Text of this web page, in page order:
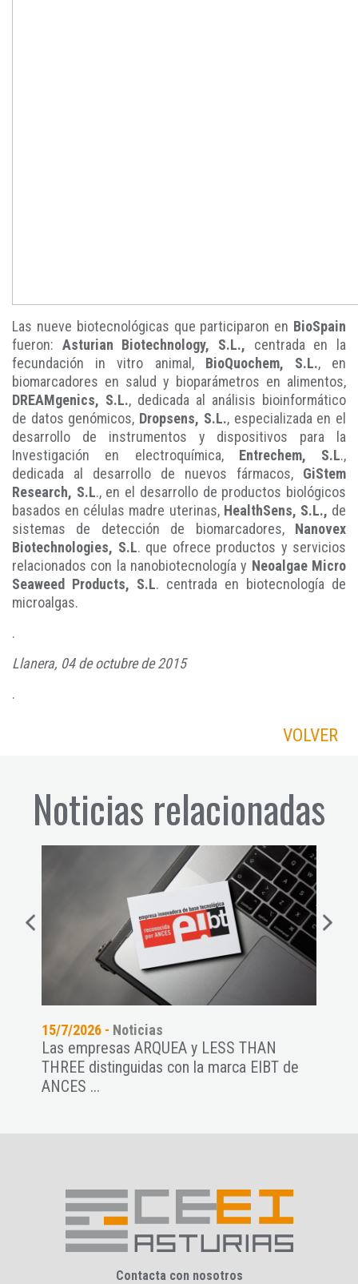
Las nueve biotecnológicas que participaron en BioSpain
fueron: Asturian Biotechnology, S.L., centrada en la
fecundación in vitro animal, BioQuochem, S.L., en
biomarcadores en salud y bioparámetros en alimentos,
DREAMgenics, S.L., dedicada al análisis bioinformático
de datos genómicos, Dropsens, S.L., especializada en el
desarrollo de instrumentos y dispositivos para la
Investigación en electroquímica, Entrechem, S.L.,
dedicada al desarrollo de nuevos fármacos, GiStem
Research, S.L., en el desarrollo de productos biológicos
basados en células madre uterinas, HealthSens, S.L., de
sistemas de detección de biomarcadores, Nanovex
Biotechnologies, S.L. que ofrece productos y servicios
relacionados con la nanobiotecnología y Neoalgae Micro
Seaweed Products, S.L. centrada en biotecnología de
microalgas.
.
Llanera, 04 de octubre de 2015
.
VOLVER
Noticias relacionadas
15/7/2026 - Noticias
Las empresas ARQUEA y LESS THAN
THREE distinguidas con la marca EIBT de
ANCES ...
Contacta con nosotros